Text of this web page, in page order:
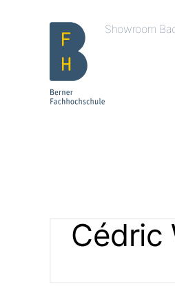
Showroom
Cédric